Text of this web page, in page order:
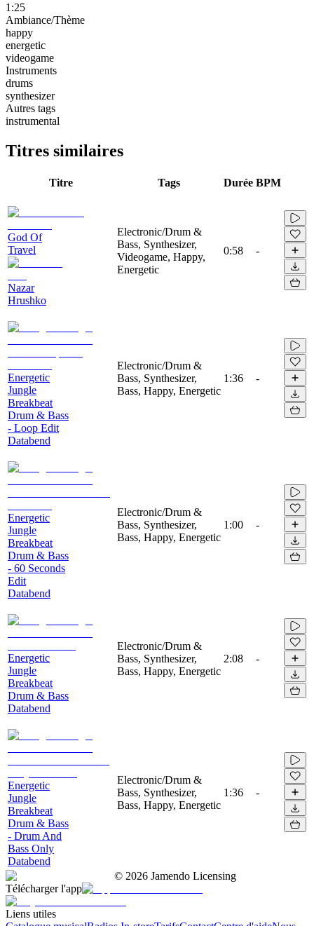
1:25
Ambiance/Thème
happy
energetic
videogame
Instruments
drums
synthesizer
Autres tags
instrumental
Titres similaires
Titre Tags Durée BPM
God Of
Travel
Nazar
Hrushko
Electronic/Drum &
Bass, Synthesizer,
Videogame, Happy,
Energetic
0:58 -
Energetic
Jungle
Breakbeat
Drum & Bass
- Loop Edit
Databend
Electronic/Drum &
Bass, Synthesizer,
Bass, Happy, Energetic
1:36 -
Energetic
Jungle
Breakbeat
Drum & Bass
- 60 Seconds
Edit
Databend
Electronic/Drum &
Bass, Synthesizer,
Bass, Happy, Energetic
1:00 -
Energetic
Jungle
Breakbeat
Drum & Bass
Databend
Electronic/Drum &
Bass, Synthesizer,
Bass, Happy, Energetic
2:08 -
Energetic
Jungle
Breakbeat
Drum & Bass
- Drum And
Bass Only
Databend
Electronic/Drum &
Bass, Synthesizer,
Bass, Happy, Energetic
1:36 -
© 2026 Jamendo Licensing
Télécharger l'app
Liens utiles